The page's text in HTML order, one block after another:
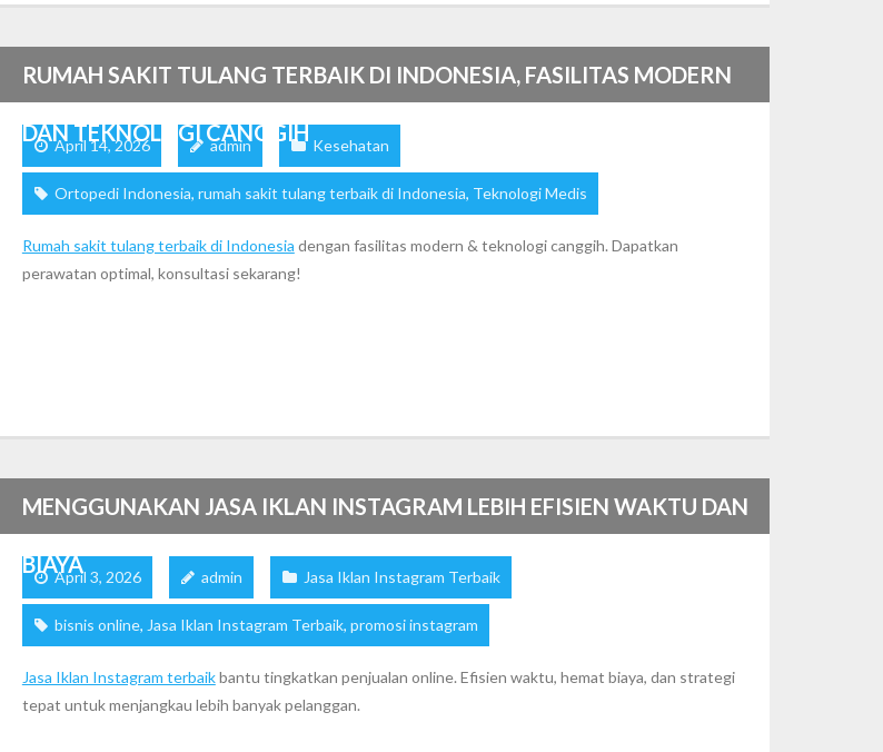
RUMAH SAKIT TULANG TERBAIK DI INDONESIA, FASILITAS MODERN
DAN TEKNOLOGI CANGGIH
April 14, 2026 admin Kesehatan
Ortopedi Indonesia, rumah sakit tulang terbaik di Indonesia, Teknologi Medis
Rumah sakit tulang terbaik di Indonesia dengan fasilitas modern & teknologi canggih. Dapatkan
perawatan optimal, konsultasi sekarang!
MENGGUNAKAN JASA IKLAN INSTAGRAM LEBIH EFISIEN WAKTU DAN
BIAYAApril 3, 2026 admin Jasa Iklan Instagram Terbaik
bisnis online, Jasa Iklan Instagram Terbaik, promosi instagram
Jasa Iklan Instagram terbaikbantu tingkatkan penjualan online. Efisien waktu, hemat biaya, dan strategi
tepat untuk menjangkau lebih banyak pelanggan.